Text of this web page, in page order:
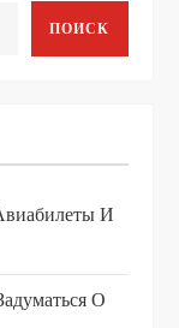
ПОИСК
И
О